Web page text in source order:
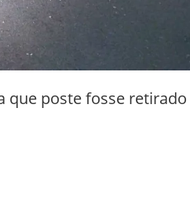
que poste fosse